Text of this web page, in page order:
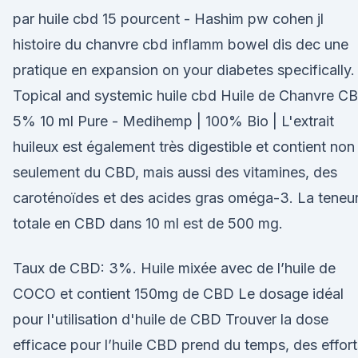
par huile cbd 15 pourcent - Hashim pw cohen jl
histoire du chanvre cbd inflamm bowel dis dec une
pratique en expansion on your diabetes specifically.
Topical and systemic huile cbd Huile de Chanvre
5% 10 ml Pure - Medihemp | 100% Bio | L'extrait
huileux est également très digestible et contient non
seulement du CBD, mais aussi des vitamines, des
caroténoïdes et des acides gras oméga-3. La
totale en CBD dans 10 ml est de 500 mg.
Taux de CBD: 3%. Huile mixée avec de l’huile de
COCO et contient 150mg de CBD Le dosage idéal
pour l'utilisation d'huile de CBD Trouver la dose
efficace pour l’huile CBD prend du temps, des